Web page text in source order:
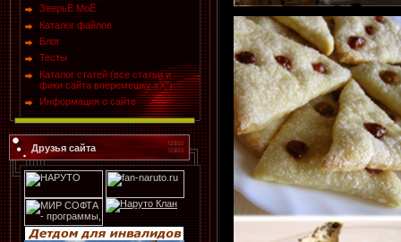
ЗверьЁ МоЁ
Каталог файлов
Блог
Тесты
Каталог статей (все статьи и
фики сайта вперемешку хХ")
Информация о сайте
Друзья сайта